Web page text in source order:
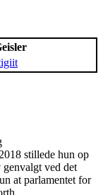
stillede hun op
ved det
at parlamentet for